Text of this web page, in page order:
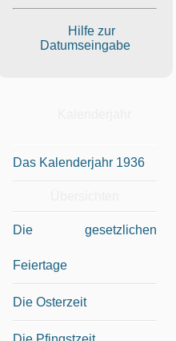
Hilfe zur
Datumseingabe
Das Kalenderjahr 1936
Die gesetzlichen
Feiertage
Die Osterzeit